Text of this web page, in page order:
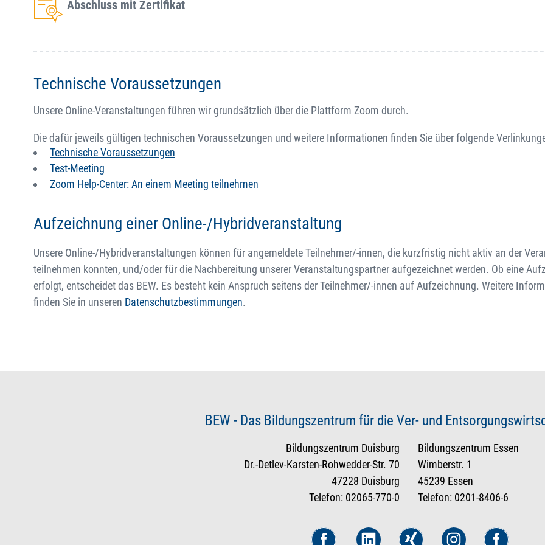
Abschluss mit Zertifikat
Technische Voraussetzungen
Unsere Online-Veranstaltungen führen wir grundsätzlich über die Plattform Zoom durch.
Die dafür jeweils gültigen technischen Voraussetzungen und weitere Informationen finden Sie über folgende
Technische Voraussetzungen
Test-Meeting
Zoom Help-Center: An einem Meeting teilnehmen
Aufzeichnung einer Online-/Hybridveranstaltung
Unsere Online-/Hybridveranstaltungen können für angemeldete Teilnehmer/-innen, die kurzfristig nicht aktiv an der
teilnehmen konnten, und/oder für die Nachbereitung unserer Veranstaltungspartner aufgezeichnet werden. Ob eine
erfolgt, entscheidet das BEW. Es besteht kein Anspruch seitens der Teilnehmer/-innen auf Aufzeichnung. Weitere
finden Sie in unseren Datenschutzbestimmungen.
BEW - Das Bildungszentrum für die Ver- und
Bildungszentrum Duisburg
Dr.-Detlev-Karsten-Rohwedder-Str. 70
47228 Duisburg
Telefon: 02065-770-0
Bildungszentrum Essen
Wimberstr. 1
45239 Essen
Telefon: 0201-8406-6